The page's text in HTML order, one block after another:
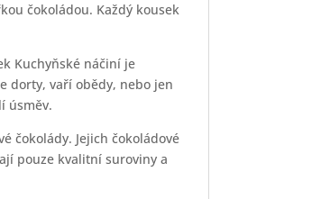
čokoládou. Každý kousek
Kuchyňské náčiní je
dorty, vaří obědy, nebo jen
úsměv.
čokolády. Jejich čokoládové
pouze kvalitní suroviny a